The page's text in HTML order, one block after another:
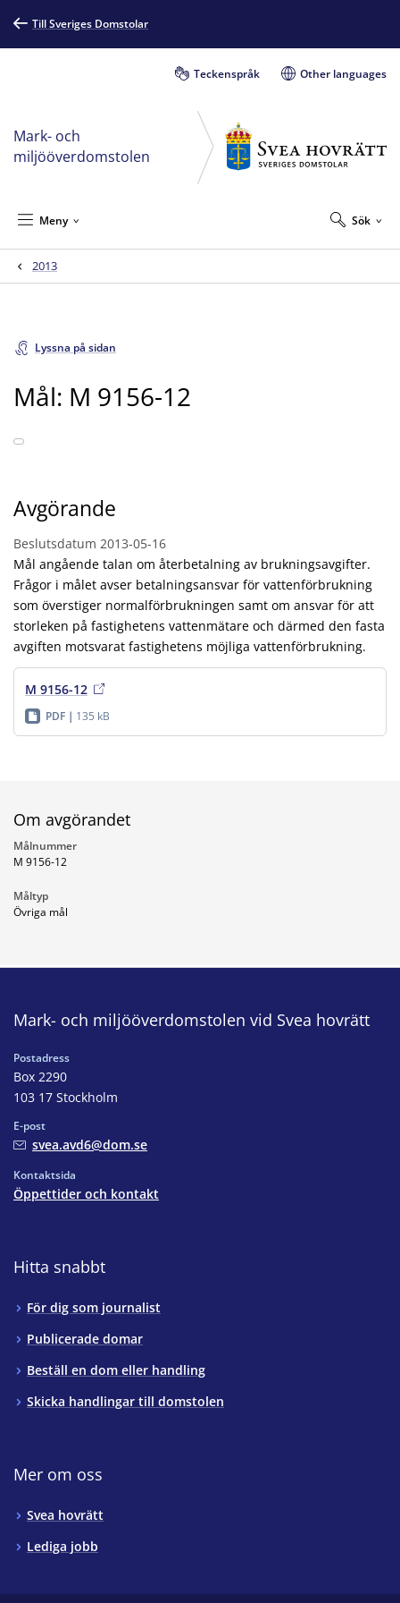
Till Sveriges Domstolar
Teckenspråk Other languages
Mark- och
miljööverdomstolen
Sök
Meny
2013
Lyssna på sidan
Mål: M 9156-12
Avgörande
Beslutsdatum 2013-05-16
Mål angående talan om återbetalning av brukningsavgifter.
Frågor i målet avser betalningsansvar för vattenförbrukning
som överstiger normalförbrukningen samt om ansvar för att
storleken på fastighetens vattenmätare och därmed den fasta
avgiften motsvarat fastighetens möjliga vattenförbrukning.
M 9156-12
PDF 135 kB
Om avgörandet
Målnummer
M 9156-12
Måltyp
Övriga mål
Mark- och miljööverdomstolen vid Svea hovrätt
Postadress
Box 2290
103 17 Stockholm
E-post
svea.avd6@dom.se
Kontaktsida
Öppettider och kontakt
Hitta snabbt
För dig som journalist
Publicerade domar
Beställ en dom eller handling
Skicka handlingar till domstolen
Mer om oss
Svea hovrätt
Lediga jobb